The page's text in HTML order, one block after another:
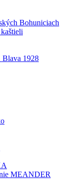
Bohuniciach
Blava 1928
MEANDER